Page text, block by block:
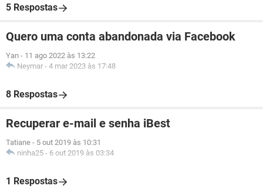
5 Respostas
Quero uma conta abandonada via Facebook
Yan - 11 ago 2022 às 13:22
Neymar - 4 mar 2023 às 17:48
8 Respostas
Recuperar e-mail e senha iBest
Tatiane - 5 out 2019 às 10:31
ninha25 - 6 out 2019 às 03:34
1 Respostas